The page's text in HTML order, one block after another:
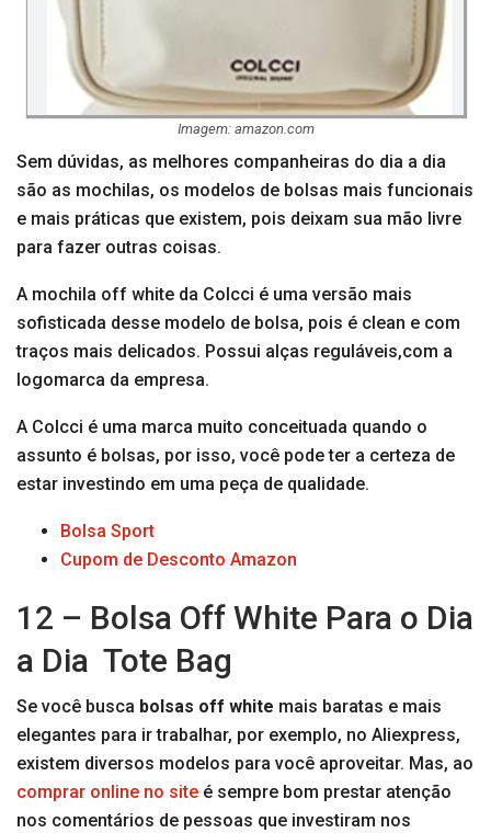
Imagem: amazon.com
Sem dúvidas, as melhores companheiras do dia a dia
são as mochilas, os modelos de bolsas mais funcionais
e mais práticas que existem, pois deixam sua mão livre
para fazer outras coisas.
A mochila off white da Colcci é uma versão mais
sofisticada desse modelo de bolsa, pois é clean e com
traços mais delicados. Possui alças reguláveis,com a
logomarca da empresa.
A Colcci é uma marca muito conceituada quando o
assunto é bolsas, por isso, você pode ter a certeza de
estar investindo em uma peça de qualidade.
Bolsa Sport
Cupom de Desconto Amazon
12 – Bolsa Off White Para o Dia
a Dia Tote Bag
Se você busca bolsas off white mais baratas e mais
elegantes para ir trabalhar, por exemplo, no Aliexpress,
existem diversos modelos para você aproveitar. Mas, ao
comprar online no site é sempre bom prestar atenção
nos comentários de pessoas que investiram nos